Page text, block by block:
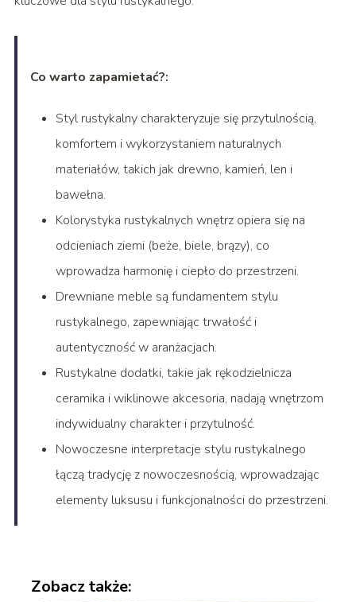
Co warto zapamietać?:
Styl rustykalny charakteryzuje się przytulnością,
komfortem i wykorzystaniem naturalnych
materiałów, takich jak drewno, kamień, len i
bawełna.
Kolorystyka rustykalnych wnętrz opiera się na
odcieniach ziemi (beże, biele, brązy), co
wprowadza harmonię i ciepło do przestrzeni.
Drewniane meble są fundamentem stylu
rustykalnego, zapewniając trwałość i
autentyczność w aranżacjach.
Rustykalne dodatki, takie jak rękodzielnicza
ceramika i wiklinowe akcesoria, nadają wnętrzom
indywidualny charakter i przytulność.
Nowoczesne interpretacje stylu rustykalnego
łączą tradycję z nowoczesnością, wprowadzając
elementy luksusu i funkcjonalności do przestrzeni.
Zobacz także: